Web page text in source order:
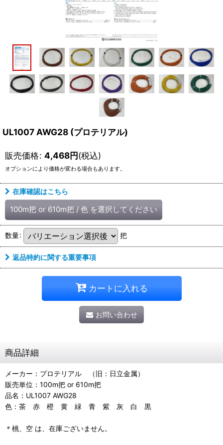
UL1007 AWG28 (プロテリアル)
販売価格: 4,468円(税込)
オプションにより価格が変わる場合もあります。
在庫確認はこちら
100m把 or 610m把 / 色 を選択してください
数量: 把
返品特約に関する重要事項
カートに入れる
お問い合わせ
商品詳細
メーカー：プロテリアル （旧：日立金属）
販売単位：100m把 or 610m把
品名：UL1007 AWG28
色：茶 赤 橙 黄 緑 青 紫 灰 白 黒
＊桃、空 は、在庫ございません。